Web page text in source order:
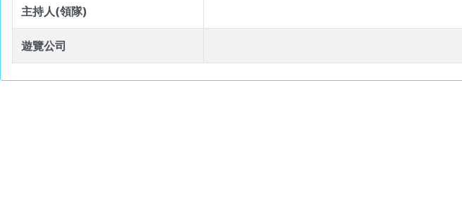
主持人(領隊)
遊覽公司